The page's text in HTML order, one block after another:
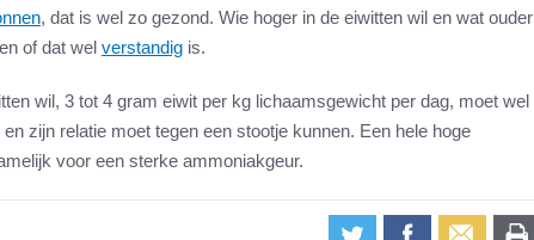
, dat is wel zo gezond. Wie hoger in de eiwitten wil en wat ouder
of dat wel verstandig is.
wil, 3 tot 4 gram eiwit per kg lichaamsgewicht per dag, moet wel
zijn relatie moet tegen een stootje kunnen. Een hele hoge
voor een sterke ammoniakgeur.